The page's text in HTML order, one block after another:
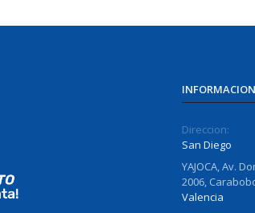
Direccion:
San Diego
YAJOCA, Av.
2006,
Valencia